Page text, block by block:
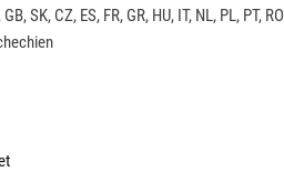
, GB,SK, CZ, ES, FR, GR, HU, IT, NL, PL, PT, RO